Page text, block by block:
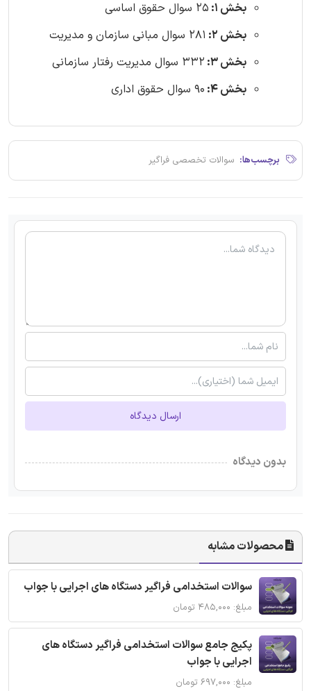
بخش 1:
25 سوال حقوق اساسی
بخش 2:
281 سوال مبانی سازمان و مدیریت
بخش 3:
332 سوال مدیریت رفتار سازمانی
بخش 4:
90 سوال حقوق اداری
برچسب‌ها: سوالات تخصصی فراگیر
ارسال دیدگاه
بدون دیدگاه
محصولات مشابه
سوالات استخدامی فراگیر دستگاه های اجرایی با جواب
مبلغ: ۴۸۵,۰۰۰ تومان
پکیج جامع سوالات استخدامی فراگیر دستگاه های
اجرایی با جواب
مبلغ: ۶۹۷,۰۰۰ تومان